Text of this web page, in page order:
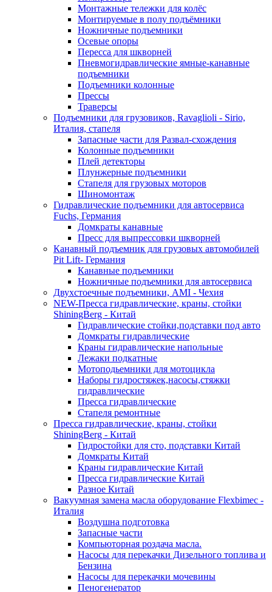
Монтажные тележки для колёс
Монтируемые в полу подъёмники
Ножничные подъемники
Осевые опоры
Пересса для шкворней
Пневмогидравлические ямные-канавные
подъемники
Подъемники колонные
Прессы
Траверсы
Подъемники для грузовиков, Ravaglioli - Sirio,
Италия, стапеля
Запасные части для Развал-схождения
Колонные подъемники
Плей детекторы
Плунжерные подъемники
Стапеля для грузовых моторов
Шиномонтаж
Гидравлические подъемники для автосервиса
Fuchs, Германия
Домкраты канавные
Пресс для выпрессовки шкворней
Канавный подъемник для грузовых автомобилей
Pit Lift- Германия
Канавные подъемники
Ножничные подъемники для автосервиса
Двухстоечные подъемники, АМІ - Чехия
NEW-Пресса гидравлические, краны, стойки
ShiningBerg - Китай
Гидравлические стойки,подставки под авто
Домкраты гидравлические
Краны гидравлические напольные
Лежаки подкатные
Мотоподьемники для мотоцикла
Наборы гидростяжек,насосы,стяжки
гидравлические
Пресса гидравлические
Стапеля ремонтные
Пресса гидравлические, краны, стойки
ShiningBerg - Китай
Гидростойки для сто, подставки Китай
Домкраты Китай
Краны гидравлические Китай
Пресса гидравлические Китай
Разное Китай
Вакуумная замена масла оборудование Flexbimeс -
Италия
Воздушна подготовка
Запасные части
Компьюторная роздача масла.
Насосы для перекачки Дизельного топлива и
Бензина
Насосы для перекачки мочевины
Пеногенератор